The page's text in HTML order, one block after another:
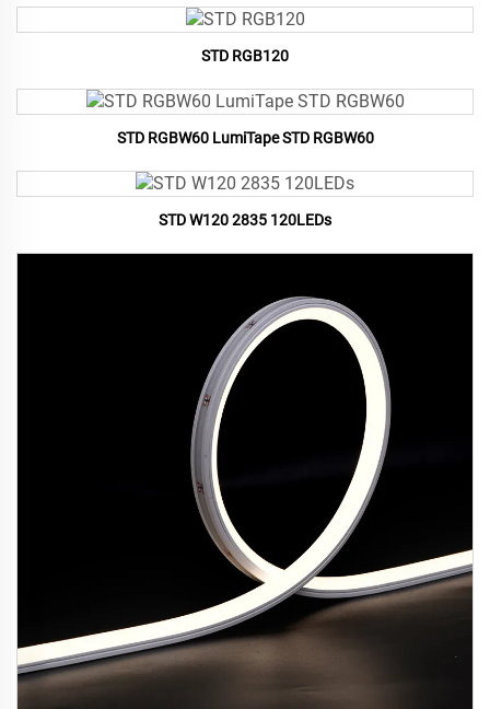
STD RGB120
STD RGBW60 LumiTape STD RGBW60
STD W120 2835 120LEDs